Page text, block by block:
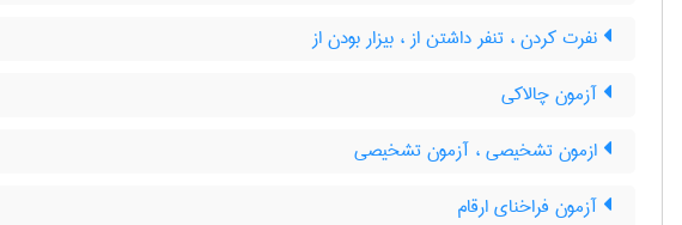
نفرت کردن ، تنفر داشتن از ، بیزار بودن از
آزمون چالاکی
ازمون تشخیصی ، آزمون تشخیصی
آزمون فراخنای ارقام